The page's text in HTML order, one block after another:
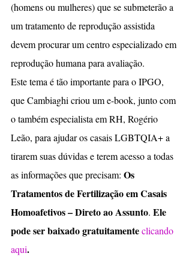
(homens ou mulheres) que se submeterão a
um tratamento de reprodução assistida
devem procurar um centro especializado em
reprodução humana para avaliação.
Este tema é tão importante para o IPGO,
que Cambiaghi criou um e-book, junto com
o também especialista em RH, Rogério
Leão, para ajudar os casais LGBTQIA+ a
tirarem suas dúvidas e terem acesso a todas
as informações que precisam: Os
Tratamentos de Fertilização em Casais
Homoafetivos – Direto ao Assunto. Ele
pode ser baixado gratuitamente clicando
aqui.